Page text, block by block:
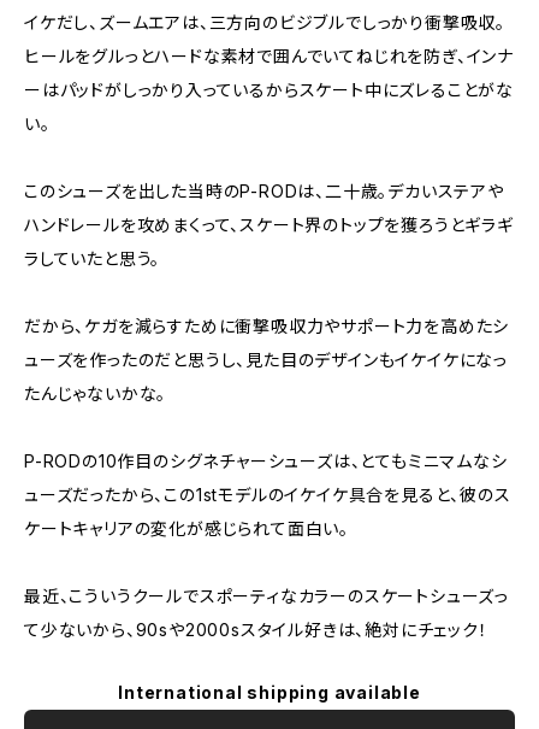
イケだし、ズームエアは、三方向のビジブルでしっかり衝撃吸収。
ヒールをグルっとハードな素材で囲んでいてねじれを防ぎ、インナ
ーはパッドがしっかり入っているからスケート中にズレることがな
い。
このシューズを出した当時のP-RODは、二十歳。デカいステアや
ハンドレールを攻めまくって、スケート界のトップを獲ろうとギラギ
ラしていたと思う。
だから、ケガを減らすために衝撃吸収力やサポート力を高めたシ
ューズを作ったのだと思うし、見た目のデザインもイケイケになっ
たんじゃないかな。
P-RODの10作目のシグネチャーシューズは、とてもミニマムなシ
ューズだったから、この1stモデルのイケイケ具合を見ると、彼のス
ケートキャリアの変化が感じられて面白い。
最近、こういうクールでスポーティなカラーのスケートシューズっ
て少ないから、90sや2000sスタイル好きは、絶対にチェック！
International shipping available